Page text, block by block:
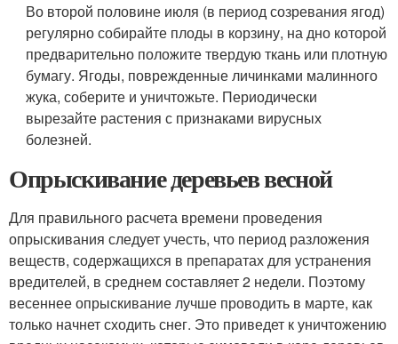
Во второй половине июля (в период созревания ягод)
регулярно собирайте плоды в корзину, на дно которой
предварительно положите твердую ткань или плотную
бумагу. Ягоды, поврежденные личинками малинного
жука, соберите и уничтожьте. Периодически
вырезайте растения с признаками вирусных
болезней.
Опрыскивание деревьев весной
Для правильного расчета времени проведения
опрыскивания следует учесть, что период разложения
веществ, содержащихся в препаратах для устранения
вредителей, в среднем составляет 2 недели. Поэтому
весеннее опрыскивание лучше проводить в марте, как
только начнет сходить снег. Это приведет к уничтожению